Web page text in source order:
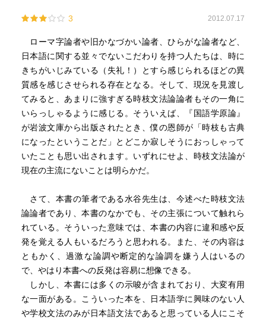
3 2012.07.17
ローマ字論者や旧かなづかい論者、ひらがな論者など、
日本語に関する並々でないこだわりを持つ人たちは、時に
きちがいじみている（失礼！）とすら感じられるほどの異
質感を感じさせられる存在となる。そして、現況を見渡し
てみると、あまりに強すぎる時枝文法論論者もその一角に
いらっしゃるように感じる。そういえば、『国語学原論』
が岩波文庫から出版されたとき、僕の恩師が「時枝も古典
になったということだ」とどこか寂しそうにおっしゃって
いたことも思い出されます。いずれにせよ、時枝文法論が
現在の主流にないことは明らかだ。
さて、本書の筆者である水谷先生は、今述べた時枝文法
論論者であり、本書のなかでも、その主張について触れら
れている。そういった意味では、本書の内容に違和感や反
発を覚える人もいるだろうと思われる。また、その内容は
ともかく、過激な論調や断定的な論調を嫌う人はいるの
で、やはり本書への反発は容易に想像できる。
しかし、本書には多くの示唆が含まれており、大変有用
な一面がある。こういった本を、日本語学に興味のない人
や学校文法のみが日本語文法であると思っている人にこそ